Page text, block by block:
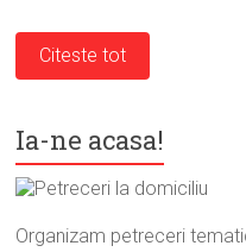
Citeste tot
Ia-ne acasa!
Organizam petreceri